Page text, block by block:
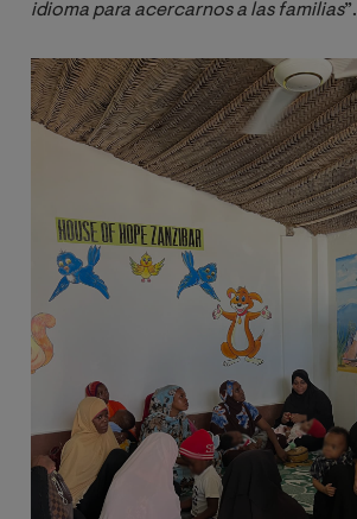
idioma para acercarnos a las familias”.
Image